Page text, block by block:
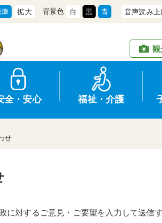
観
支援
全・安心 福祉・介護
募集
準 拡大 背景色 白 黒 青 音声読み上
せ
に対するご意見・ご要望を入力して送信